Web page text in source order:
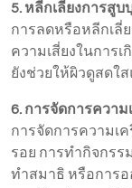
5. หลีกเลี่ยงการสู
การลดหรือหลีกเลี่
ความเสี่ยงในการ
ยังช่วยให้ผิวดูสดใ
6. การจัดการความ
การจัดการความเ
รอย การทำกิจกรร
ทำสมาธิ หรือการอ